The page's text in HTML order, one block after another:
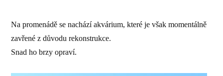
Na promenádě se nachází akvárium, které je však momentálně
zavřené z důvodu rekonstrukce.
Snad ho brzy opraví.